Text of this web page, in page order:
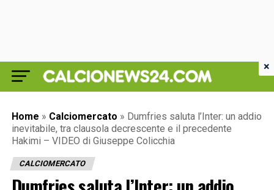
Home » Calciomercato » Dumfries saluta l’Inter: un addio
inevitabile, tra clausola decrescente e il precedente
Hakimi – VIDEO di Giuseppe Colicchia
CALCIOMERCATO
×